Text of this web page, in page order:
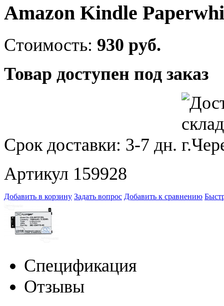
Amazon Kindle
Стоимость: 930 руб.
Товар доступен под заказ
Срок доставки: 3-7 дн.
Артикул 159928
Добавить в корзину Задать вопрос Добавить к сравнению
Спецификация
Отзывы